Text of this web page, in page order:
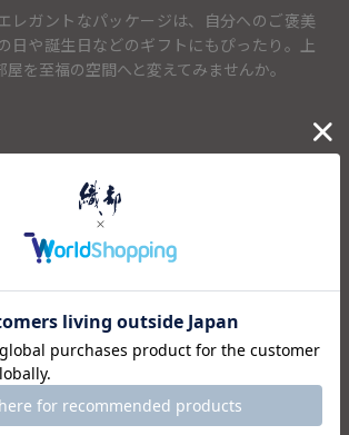
レガントなパッケージは、自分へのご褒美
日や誕生日などのギフトにもぴったり。上
を至福の空間へと変えてみませんか。